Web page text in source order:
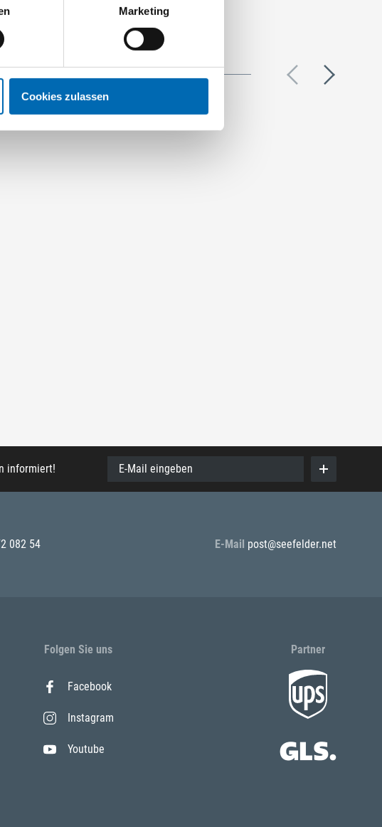
Marketing
Cookies zulassen
informiert! E-Mail eingeben
082 54 E-Mail post@seefelder.net
Folgen Sie uns
Facebook
Instagram
Youtube
Partner